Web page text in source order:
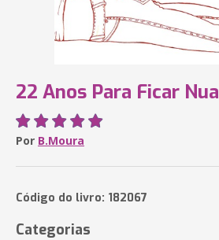
22 Anos Para Ficar Nua
Por B.Moura
Código do livro: 182067
Categorias